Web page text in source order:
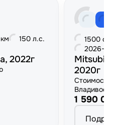
150 л.с.
2022г
1500 cm
2026-
2020г
Стоимость
1 590